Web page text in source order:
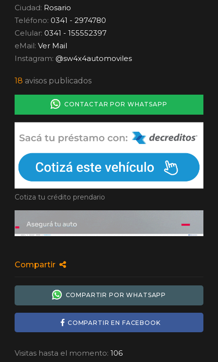
Ciudad: Rosario
Teléfono: 0341 - 2974780
Celular: 0341 - 155552397
eMail: Ver Mail
Instagram: @sw4x4automoviles
18 avisos publicados
CONTACTAR POR WHATSAPP
Cotiza tu crédito prendario
Compartir
COMPARTIR POR WHATSAPP
COMPARTIR EN FACEBOOK
Visitas hasta el momento: 106